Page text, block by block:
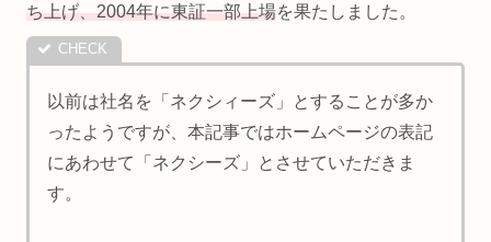
ち上げ、2004年に東証一部上場を果たしました。
以前は社名を「ネクシィーズ」とすることが多か
ったようですが、本記事ではホームページの表記
にあわせて「ネクシーズ」とさせていただきま
す。